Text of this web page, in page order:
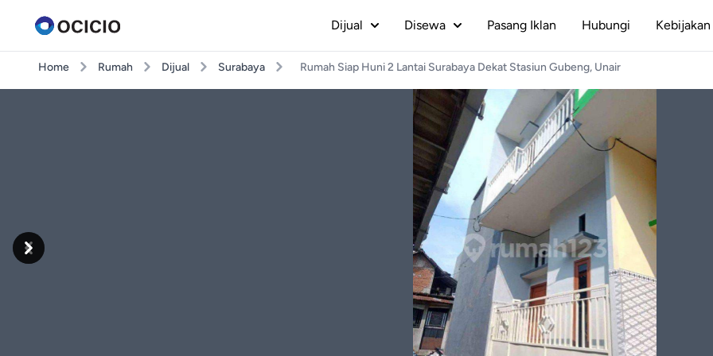
Dijual Disewa Pasang Iklan Hubungi
Home Rumah Dijual Surabaya Rumah Siap Huni 2 Lantai Surabaya Dekat Stasiun Gubeng, Unair
Previous
Next